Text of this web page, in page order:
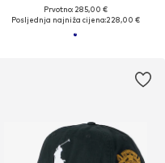
Prvotno: 285,00 €
Posljednja najniža cijena:228,00 €